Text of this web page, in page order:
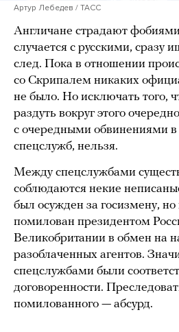
Артур Лебедев / ТАСС
Англичане страдают
случается с русскими, сразу
след. Пока в отношении
со Скрипалем никаких
не было. Но исключать того,
раздуть вокруг этого
с очередными обвинениями в
спецслужб, нельзя.
Между спецслужбами
соблюдаются некие
был осужден за госизмену, но
помилован президентом
Великобритании в обмен на
разоблаченных агентов.
спецслужбами были
договоренности.
помилованного — абсурд.